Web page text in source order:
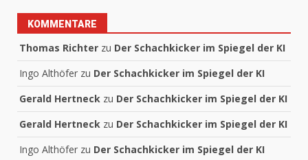
KOMMENTARE
Thomas Richter zu Der Schachkicker im Spiegel der KI
Ingo Althöfer zu Der Schachkicker im Spiegel der KI
Gerald Hertneck zu Der Schachkicker im Spiegel der KI
Gerald Hertneck zu Der Schachkicker im Spiegel der KI
Ingo Althöfer zu Der Schachkicker im Spiegel der KI